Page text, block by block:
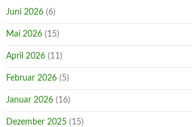
Juni 2026 (6)
Mai 2026 (15)
April 2026 (11)
Februar 2026 (5)
Januar 2026 (16)
Dezember 2025 (15)